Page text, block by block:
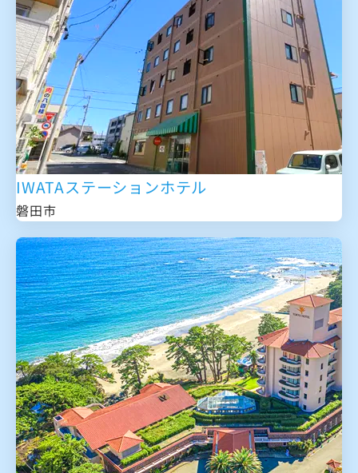
IWATAステーションホテル
磐田市